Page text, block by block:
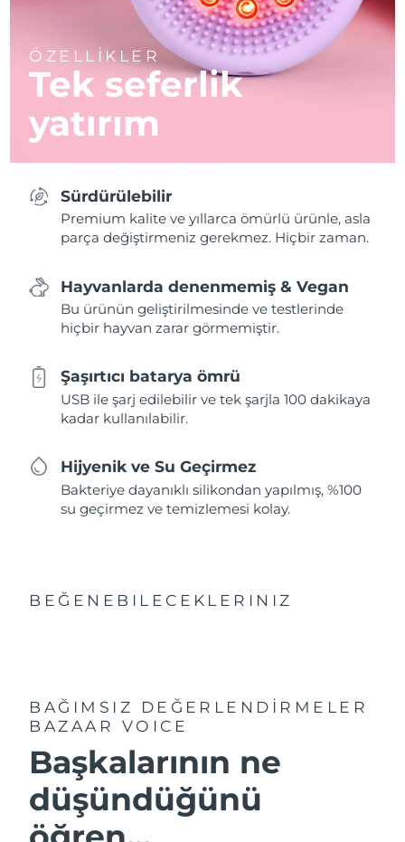
ÖZELLİKLER
Tek seferlik
yatırım
Sürdürülebilir
Premium kalite ve yıllarca ömürlü ürünle, asla
parça değiştirmeniz gerekmez. Hiçbir zaman.
Hayvanlarda denenmemiş & Vegan
Bu ürünün geliştirilmesinde ve testlerinde
hiçbir hayvan zarar görmemiştir.
Şaşırtıcı batarya ömrü
USB ile şarj edilebilir ve tek şarjla 100 dakikaya
kadar kullanılabilir.
Hijyenik ve Su Geçirmez
Bakteriye dayanıklı silikondan yapılmış, %100
su geçirmez ve temizlemesi kolay.
BEĞENEBILECEKLERINIZ
BAĞIMSIZ DEĞERLENDİRMELER
BAZAAR VOICE
Başkalarının ne
düşündüğünü